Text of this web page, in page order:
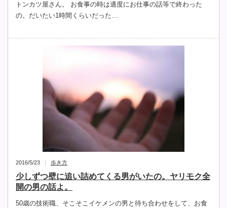
トンカツ屋さん。 お食事の時は適度にお仕事の話等で終わった
の。だいたい1時間くらいだった…
2016/5/23 歩き方
少しずつ壁に追い詰めてくる男がいたの。ヤリモク全
開の男の話よ。
50歳の技術職、そこそこイケメンの男と待ち合わせをして、お食